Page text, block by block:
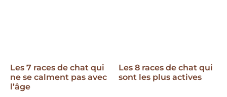
Les 7 races de chat qui
ne se calment pas avec
l’âge
Les 8 races de chat qui
sont les plus actives